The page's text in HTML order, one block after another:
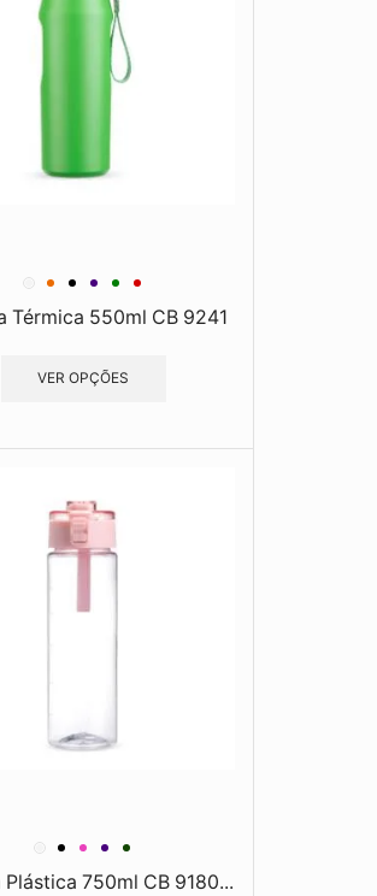
Térmica 550ml CB 9241
VER OPÇÕES
Plástica 750ml CB 9180...